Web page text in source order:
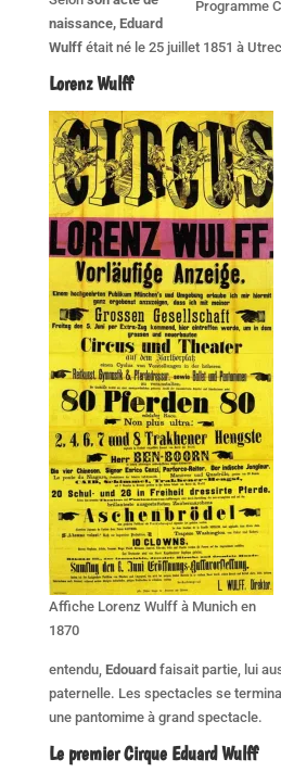
Programme
naissance, Eduard
Wulff était né le 25 juillet 1851 à
Lorenz Wulff
Affiche Lorenz Wulff à Munich en
1870
entendu, Edouard faisait partie, lui
paternelle. Les spectacles se
une pantomime à grand spectacle.
Le premier Cirque Eduard Wulff